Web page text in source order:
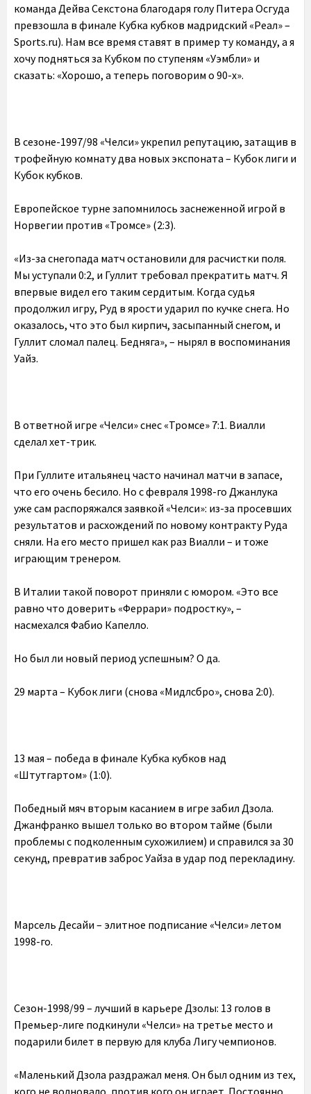
команда Дейва Секстона благодаря голу Питера Осгуда
превзошла в финале Кубка кубков мадридский «Реал» –
Sports.ru). Нам все время ставят в пример ту команду, а я
хочу подняться за Кубком по ступеням «Уэмбли» и
сказать: «Хорошо, а теперь поговорим о 90-х».
В сезоне-1997/98 «Челси» укрепил репутацию, затащив в
трофейную комнату два новых экспоната – Кубок лиги и
Кубок кубков.
Европейское турне запомнилось заснеженной игрой в
Норвегии против «Тромсе» (2:3).
«Из-за снегопада матч остановили для расчистки поля.
Мы уступали 0:2, и Гуллит требовал прекратить матч. Я
впервые видел его таким сердитым. Когда судья
продолжил игру, Руд в ярости ударил по кучке снега. Но
оказалось, что это был кирпич, засыпанный снегом, и
Гуллит сломал палец. Бедняга», – нырял в воспоминания
Уайз.
В ответной игре «Челси» снес «Тромсе» 7:1. Виалли
сделал хет-трик.
При Гуллите итальянец часто начинал матчи в запасе,
что его очень бесило. Но с февраля 1998-го Джанлука
уже сам распоряжался заявкой «Челси»: из-за просевших
результатов и расхождений по новому контракту Руда
сняли. На его место пришел как раз Виалли – и тоже
играющим тренером.
В Италии такой поворот приняли с юмором. «Это все
равно что доверить «Феррари» подростку», –
насмехался Фабио Капелло.
Но был ли новый период успешным? О да.
29 марта – Кубок лиги (снова «Мидлсбро», снова 2:0).
13 мая – победа в финале Кубка кубков над
«Штутгартом» (1:0).
Победный мяч вторым касанием в игре забил Дзола.
Джанфранко вышел только во втором тайме (были
проблемы с подколенным сухожилием) и справился за 30
секунд, превратив заброс Уайза в удар под перекладину.
Марсель Десайи – элитное подписание «Челси» летом
1998-го.
Сезон-1998/99 – лучший в карьере Дзолы: 13 голов в
Премьер-лиге подкинули «Челси» на третье место и
подарили билет в первую для клуба Лигу чемпионов.
«Маленький Дзола раздражал меня. Он был одним из тех,
кого не волновало, против кого он играет. Постоянно